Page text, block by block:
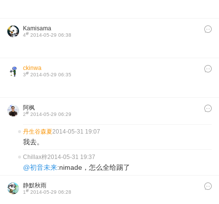
Kamisama
4# 2014-05-29 06:38
ckinwa
3# 2014-05-29 06:35
阿枫
2# 2014-05-29 06:29
丹生谷森夏2014-05-31 19:07
我去。
Chillax梓2014-05-31 19:37
@初音未来:nimade，怎么全给踢了
静默秋雨
1# 2014-05-29 06:28